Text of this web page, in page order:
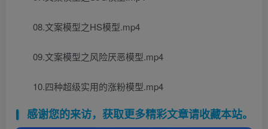
08.文案模型之HS模型.mp4
09.文案模型之风险厌恶模型.mp4
10.四种超级实用的涨粉模型.mp4
感谢您的来访，获取更多精彩文章请收藏本站。